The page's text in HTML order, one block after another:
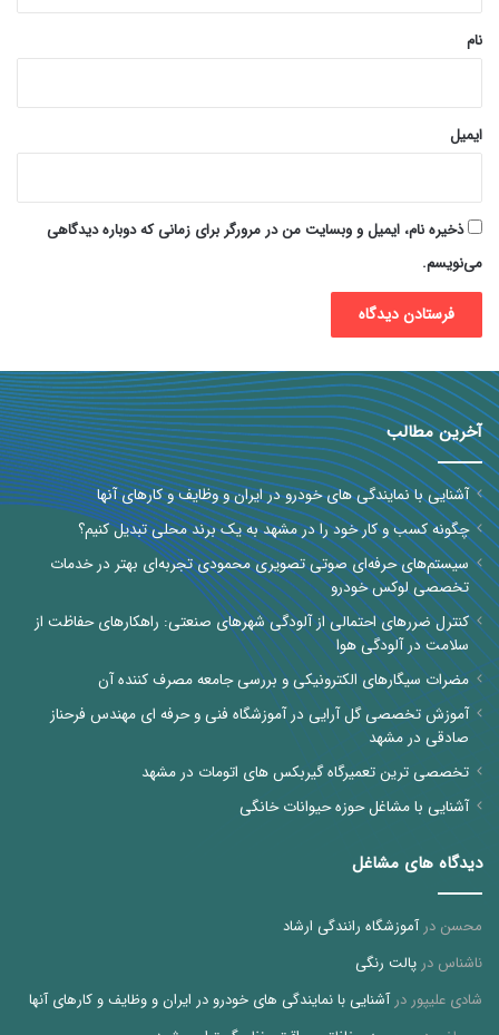
نام
ایمیل
ذخیره نام، ایمیل و وبسایت من در مرورگر برای زمانی که دوباره دیدگاهی
می‌نویسم.
آخرین مطالب
آشنایی با نمایندگی های خودرو در ایران و وظایف و کارهای آنها
چگونه کسب و کار خود را در مشهد به یک برند محلی تبدیل کنیم؟
سیستم‌های حرفه‌ای صوتی تصویری محمودی تجربه‌ای بهتر در خدمات
تخصصی لوکس خودرو
کنترل ضررهای احتمالی از آلودگی شهرهای صنعتی: راهکارهای حفاظت از
سلامت در آلودگی هوا
مضرات سیگارهای الکترونیکی و بررسی جامعه مصرف کننده آن
آموزش تخصصی گل آرایی در آموزشگاه فنی و حرفه ای مهندس فرحناز
صادقی در مشهد
تخصصی ترین تعمیرگاه گیربکس های اتومات در مشهد
آشنایی با مشاغل حوزه حیوانات خانگی
دیدگاه های مشاغل
محسن درآموزشگاه رانندگی ارشاد
ناشناس در پالت رنگی
شادی علیپور درآشنایی با نمایندگی های خودرو در ایران و وظایف و کارهای آنها